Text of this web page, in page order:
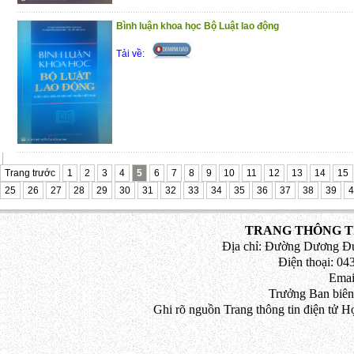
Bình luận khoa học Bộ Luật lao động
Tải về:
Trang trước 1 2 3 4 5 6 7 8 9 10 11 12 13 14
15
25
26 27 28 29 30 31 32 33 34 35 36 37 38 39
TRANG THÔNG
Địa chỉ: Đường Dương
Điện thoại:
Trưởng Ban
Ghi rõ nguồn Trang thông tin điện tử